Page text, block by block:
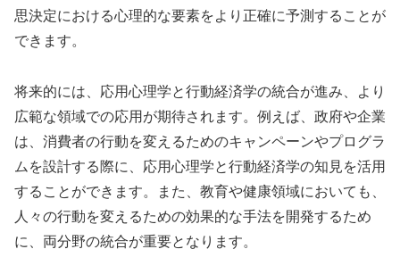
思決定における心理的な要素をより正確に予測することが
できます。
将来的には、応用心理学と行動経済学の統合が進み、より
広範な領域での応用が期待されます。例えば、政府や企業
は、消費者の行動を変えるためのキャンペーンやプログラ
ムを設計する際に、応用心理学と行動経済学の知見を活用
することができます。また、教育や健康領域においても、
人々の行動を変えるための効果的な手法を開発するため
に、両分野の統合が重要となります。